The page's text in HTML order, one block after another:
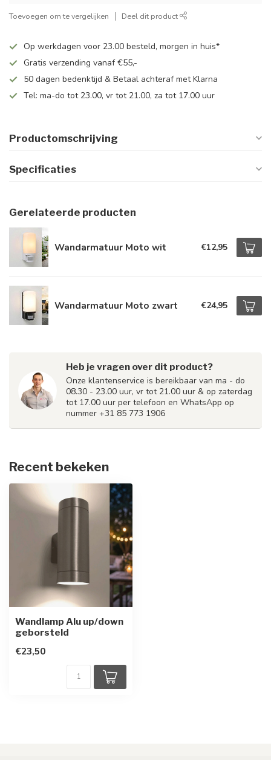
Toevoegen om te vergelijken Deel dit product
Op werkdagen voor 23.00 besteld, morgen in huis*
Gratis verzending vanaf €55,-
50 dagen bedenktijd & Betaal achteraf met Klarna
Tel: ma-do tot 23.00, vr tot 21.00, za tot 17.00 uur
Productomschrijving
Specificaties
Gerelateerde producten
Wandarmatuur Moto wit €12,95
Wandarmatuur Moto zwart €24,95
Heb je vragen over dit product?
Onze klantenservice is bereikbaar van ma - do
08.30 - 23.00 uur, vr tot 21.00 uur & op zaterdag
tot 17.00 uur per telefoon en WhatsApp op
nummer +31 85 773 1906
Recent bekeken
Wandlamp Alu up/down
geborsteld
€23,50